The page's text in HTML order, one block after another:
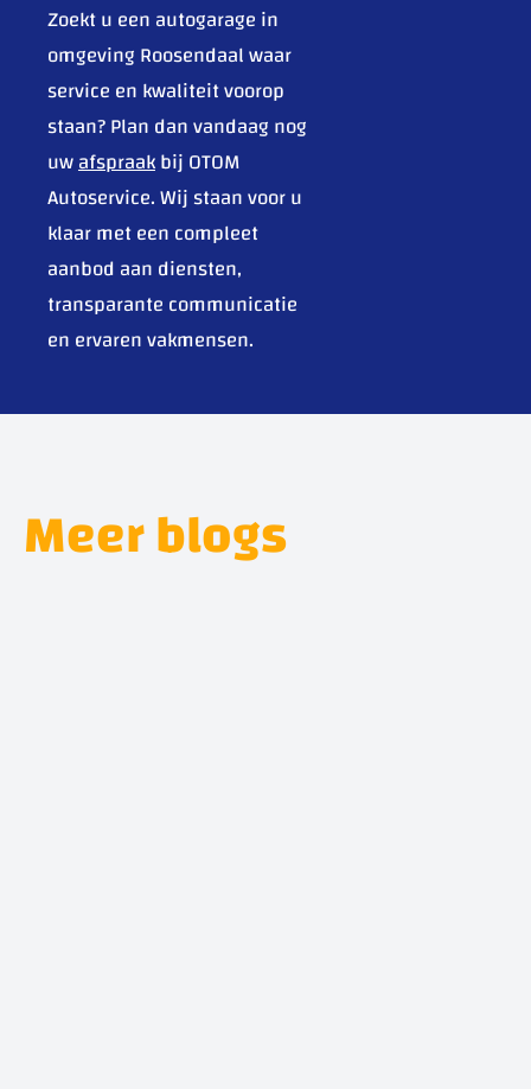
Zoekt u een autogarage in
omgeving Roosendaal waar
service en kwaliteit voorop
staan? Plan dan vandaag nog
uwafspraakbij OTOM
Autoservice. Wij staan voor u
klaar met een compleet
aanbod aan diensten,
transparante communicatie
en ervaren vakmensen.
Meer blogs